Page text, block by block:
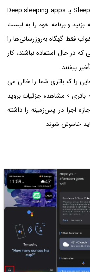
برنامه‌ها را به حالت Sleep قرار دهد. Sleeping apps یا Deep sleeping apps
و برنامه خود را به لیست
فقط گهگاه به‌روزرسانی‌ها را
در حال استفاده نباشند، کار
بیفتند.
را که باتری شما را خالی می
باتری > مشاهده جزئیات بروید
اجرا در پس‌زمینه را داشته
خاموش شوند.